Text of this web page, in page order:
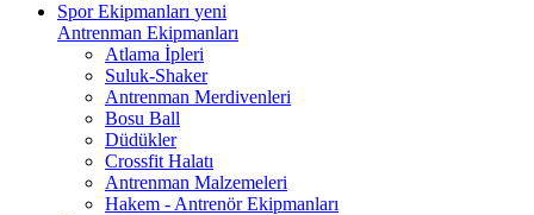
Spor Ekipmanları yeni
Antrenman Ekipmanları
Atlama İpleri
Suluk-Shaker
Antrenman Merdivenleri
Bosu Ball
Düdükler
Crossfit Halatı
Antrenman Malzemeleri
Hakem - Antrenör Ekipmanları